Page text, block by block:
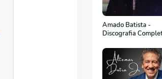
Amado Batista -
Discografia